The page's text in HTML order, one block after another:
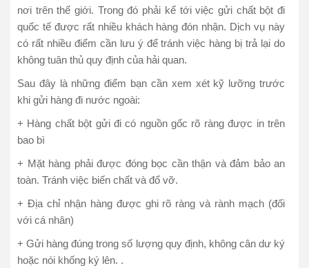
nơi trên thế giới. Trong đó phải kể tới việc gửi chất bột đi
quốc tế được rất nhiều khách hàng đón nhận. Dịch vụ này
có rất nhiều điểm cần lưu ý để tránh việc hàng bị trả lại do
không tuân thủ quy định của hải quan.
Sau đây là những điểm bạn cần xem xét kỹ lưỡng trước
khi gửi hàng đi nước ngoài:
+ Hàng chất bột gửi đi có nguồn gốc rõ ràng được in trên
bao bì
+ Mặt hàng phải được đóng bọc cần thận và đảm bảo an
toàn. Tránh việc biến chất và đổ vỡ.
+ Địa chỉ nhận hàng được ghi rõ ràng và rành mạch (đối
với cá nhân)
+ Gửi hàng đúng trong số lượng quy định, không cân dư ký
hoặc nói khống ký lên. .